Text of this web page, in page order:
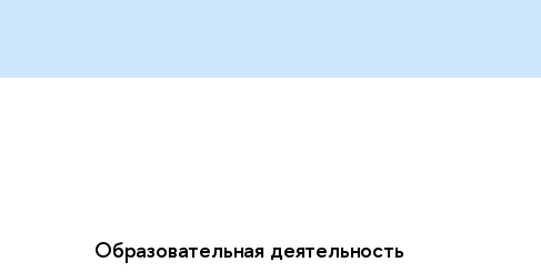
Образовательная деятельность